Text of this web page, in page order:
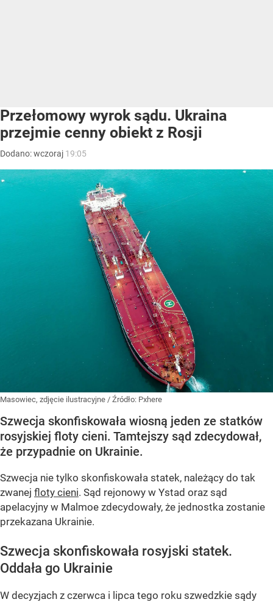
Przełomowy wyrok sądu. Ukraina
przejmie cenny obiekt z Rosji
Dodano:wczoraj 19:05
Masowiec, zdjęcie ilustracyjne / Źródło: Pxhere
Szwecja skonfiskowała wiosną jeden ze statków
rosyjskiej floty cieni. Tamtejszy sąd zdecydował,
że przypadnie on Ukrainie.
Szwecja nie tylko skonfiskowała statek, należący do tak
zwanej floty cieni. Sąd rejonowy w Ystad oraz sąd
apelacyjny w Malmoe zdecydowały, że jednostka zostanie
przekazana Ukrainie.
Szwecja skonfiskowała rosyjski statek.
Oddała go Ukrainie
W decyzjach z czerwca i lipca tego roku szwedzkie sądy